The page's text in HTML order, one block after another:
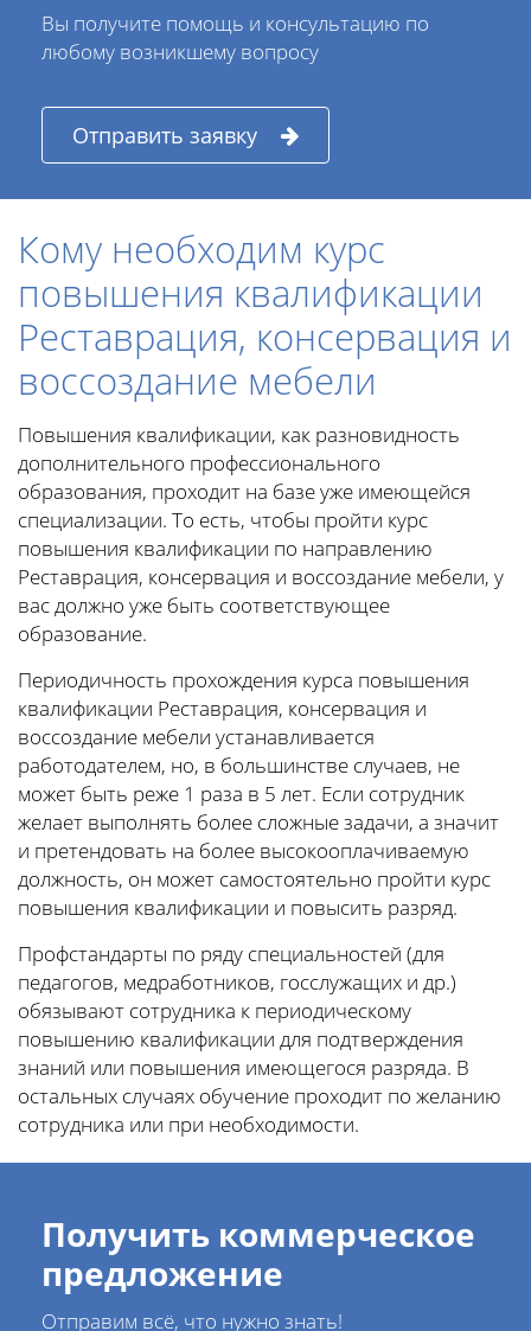
Вы получите помощь и консультацию по
любому возникшему вопросу
Отправить заявку
Кому необходим курс
повышения квалификации
Реставрация, консервация и
воссоздание мебели
Повышения квалификации, как разновидность
дополнительного профессионального
образования, проходит на базе уже имеющейся
специализации. То есть, чтобы пройти курс
повышения квалификации по направлению
Реставрация, консервация и воссоздание мебели, у
вас должно уже быть соответствующее
образование.
Периодичность прохождения курса повышения
квалификации Реставрация, консервация и
воссоздание мебели устанавливается
работодателем, но, в большинстве случаев, не
может быть реже 1 раза в 5 лет. Если сотрудник
желает выполнять более сложные задачи, а значит
и претендовать на более высокооплачиваемую
должность, он может самостоятельно пройти курс
повышения квалификации и повысить разряд.
Профстандарты по ряду специальностей (для
педагогов, медработников, госслужащих и др.)
обязывают сотрудника к периодическому
повышению квалификации для подтверждения
знаний или повышения имеющегося разряда. В
остальных случаях обучение проходит по желанию
сотрудника или при необходимости.
Получить коммерческое
предложение
Отправим всё, что нужно знать!